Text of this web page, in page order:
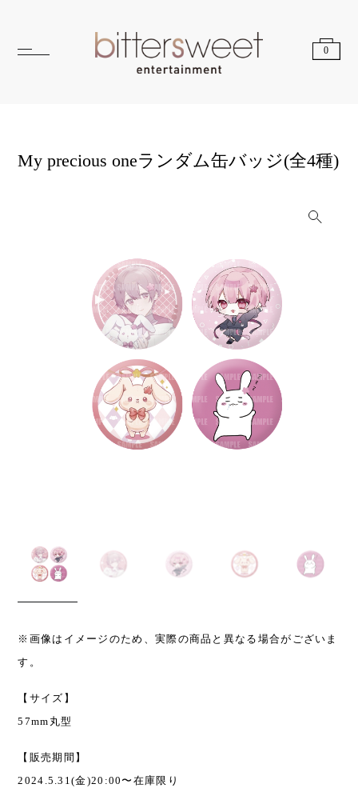
0
My precious oneランダム缶バッジ(全4種)
※画像はイメージのため、実際の商品と異なる場合がございま
す。
【サイズ】
57mm丸型
【販売期間】
2024.5.31(金)20:00〜在庫限り